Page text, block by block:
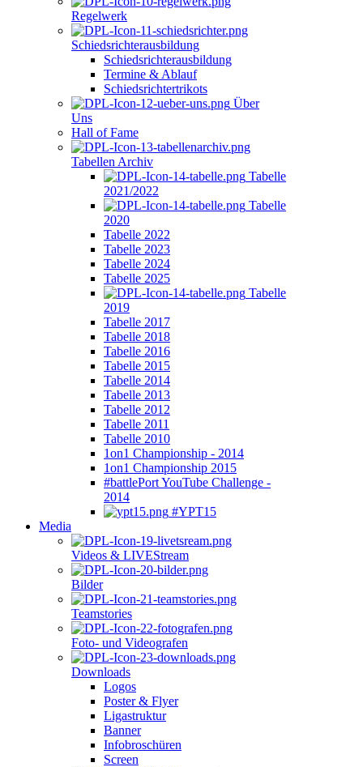
Regelwerk
Schiedsrichterausbildung
Schiedsrichterausbildung
Termine & Ablauf
Schiedsrichtertrikots
Über
Uns
Hall of Fame
Tabellen Archiv
Tabelle
2021/2022
Tabelle
2020
Tabelle 2022
Tabelle 2023
Tabelle 2024
Tabelle 2025
Tabelle
2019
Tabelle 2017
Tabelle 2018
Tabelle 2016
Tabelle 2015
Tabelle 2014
Tabelle 2013
Tabelle 2012
Tabelle 2011
Tabelle 2010
1on1 Championship - 2014
1on1 Championship 2015
#battlePort YouTube Challenge -
2014
#YPT15
Media
Videos & LIVEStream
Bilder
Teamstories
Foto- und Videografen
Downloads
Logos
Poster & Flyer
Ligastruktur
Banner
Infobroschüren
Screen